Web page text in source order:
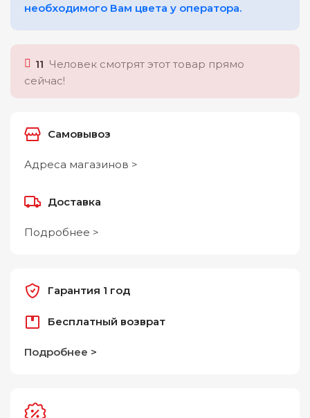
необходимого Вам цвета у оператора.
11 Человек смотрят этот товар прямо
сейчас!
Самовывоз
Адреса магазинов >
Доставка
Подробнее >
Гарантия 1 год
Бесплатный возврат
Подробнее >